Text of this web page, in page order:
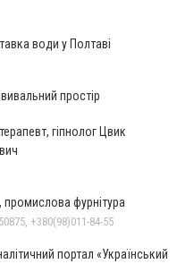
води у Полтаві
простір
гіпнолог Цвик
ELESA + GANTER, промислова фурнітура
+380(98)011-84-55
портал «Український